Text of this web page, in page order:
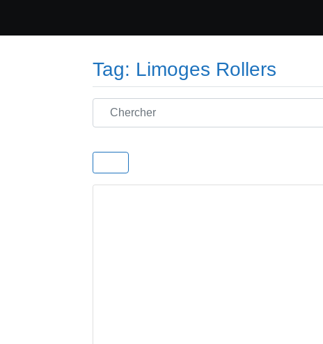
Tag: Limoges Rollers
Chercher